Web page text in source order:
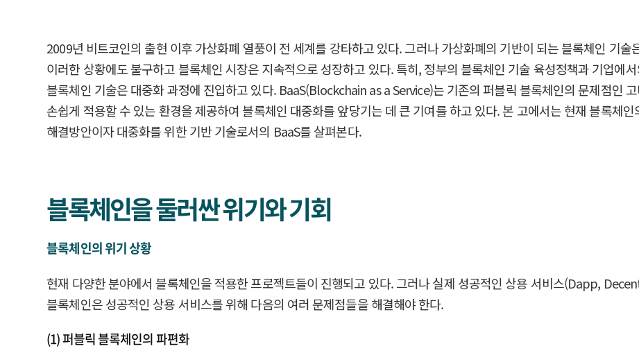
2009년 비트코인의 출현 이후 가상화폐 열풍이 전 세계를 강타하고 있다. 그러나 가상화폐의 기반이 되는 블록체인 기
이러한 상황에도 불구하고 블록체인 시장은 지속적으로 성장하고 있다. 특히, 정부의 블록체인 기술 육성정책과 기업에
블록체인 기술은 대중화 과정에 진입하고 있다. BaaS(Blockchain as a Service)는 기존의 퍼블릭 블록체인의 문제점인
손쉽게 적용할 수 있는 환경을 제공하여 블록체인 대중화를 앞당기는 데 큰 기여를 하고 있다. 본 고에서는 현재 블록체
해결방안이자 대중화를 위한 기반 기술로서의 BaaS를 살펴본다.
블록체인을 둘러싼 위기와 기회
블록체인의 위기 상황
현재 다양한 분야에서 블록체인을 적용한 프로젝트들이 진행되고 있다. 그러나 실제 성공적인 상용 서비스(Dapp,
블록체인은 성공적인 상용 서비스를 위해 다음의 여러 문제점들을 해결해야 한다.
(1) 퍼블릭 블록체인의 파편화